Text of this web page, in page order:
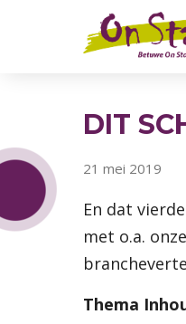
DIT
21 mei 2019
En dat
met o.a.
Thema